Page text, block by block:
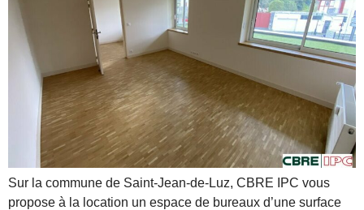
Sur la commune de Saint-Jean-de-Luz, CBRE IPC vous
propose à la location un espace de bureaux d’une surface